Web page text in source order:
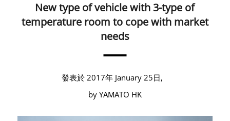
New type of vehicle with 3-type of
temperature room to cope with market
needs
發表於 2017年 January 25日,
by YAMATO HK